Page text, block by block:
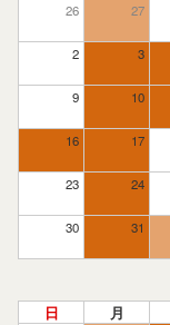
26 27
2 3
9 10
16 17
23 24
30 31
日 月